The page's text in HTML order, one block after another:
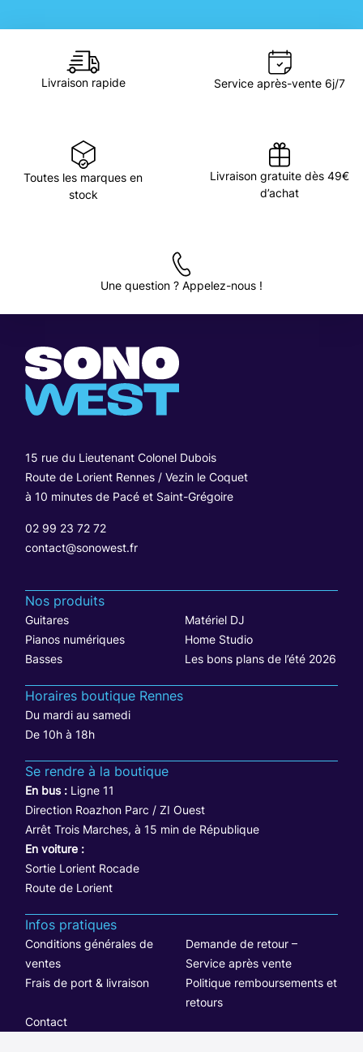
Livraison rapide Service après-vente 6j/7
Toutes les marques en
stock
Livraison gratuite dès 49€
d’achat
Une question ? Appelez-nous !
15 rue du Lieutenant Colonel Dubois
Route de Lorient Rennes / Vezin le Coquet
à 10 minutes de Pacé et Saint-Grégoire
02 99 23 72 72
contact@sonowest.fr
Nos produits
Guitares
Matériel DJ
Pianos numériques
Home Studio
Basses
Les bons plans de l’été 2026
Horaires boutique Rennes
Du mardi au samedi
De 10h à 18h
Se rendre à la boutique
En bus : Ligne 11
Direction Roazhon Parc / ZI Ouest
Arrêt Trois Marches, à 15 min de République
En voiture :
Sortie Lorient Rocade
Route de Lorient
Infos pratiques
Conditions générales de
ventes
Demande de retour –
Service après vente
Frais de port & livraison
Politique remboursements et
retours
Contact